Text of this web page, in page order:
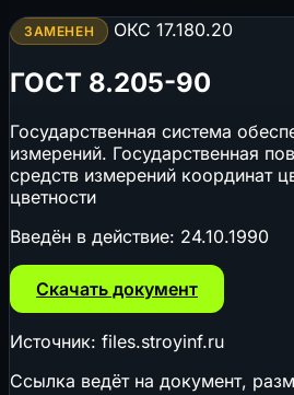
ЗАМЕНЕН ОКС 17.180.20
ГОСТ 8.205-90
Государственная система
измерений. Государственная
средств измерений координат
цветности
Введён в действие: 24.10.1990
Скачать документ
Источник: files.stroyinf.ru
Ссылка ведёт на документ,